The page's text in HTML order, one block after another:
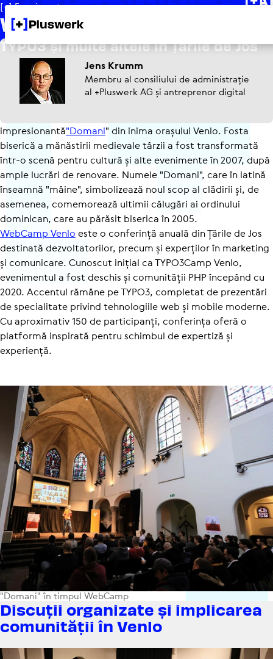
[+] Evenimente
WebCamp Venlo 2025
TYPO3 și multe altele în Țările de Jos
Jens Krumm
Membru al consiliului de administrație
al +Pluswerk AG și antreprenor digital
"Domani" în timpul WebCamp
WebCamp Venlo este o conferință anuală din Țările de Jos
destinată dezvol­ta­to­rilor, precum și experților în marketing
și comunicare. Cunoscut inițial ca TYPO3Camp Venlo,
evenimentul a fost deschis și comunității PHP începând cu
2020. Accentul rămâne pe TYPO3, completat de prezentări
de specialitate privind tehnologiile web și mobile moderne.
Cu aproximativ 150 de participanți, conferința oferă o
platformă inspirată pentru schimbul de expertiză și
experiență.
impresionantă"Domani" din inima orașului Venlo. Fosta
biserică a mănăstirii medievale târzii a fost transformată
într-o scenă pentru cultură și alte evenimente în 2007, după
ample lucrări de renovare. Numele "Domani", care în latină
înseamnă "mâine", simbolizează noul scop al clădirii și, de
asemenea, comemorează ultimii călugări ai ordinului
dominican, care au părăsit biserica în 2005.
Discuții orga­ni­zate și impli­carea
comu­ni­tății în Venlo